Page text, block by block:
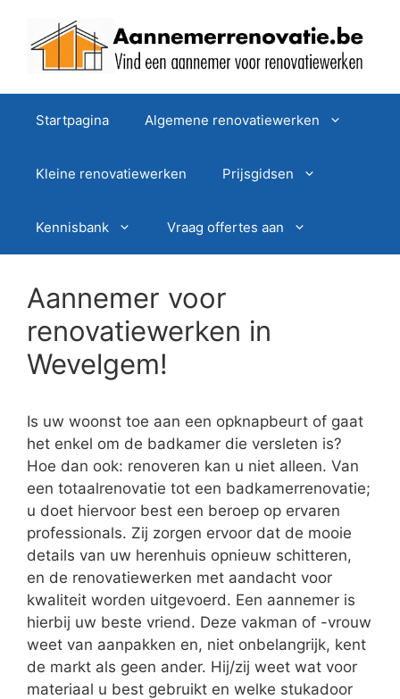
Startpagina Algemene renovatiewerken
Kleine renovatiewerken Prijsgidsen
Kennisbank Vraag offertes aan
Aannemer voor
renovatiewerken in
Wevelgem!
Is uw woonst toe aan een opknapbeurt of gaat
het enkel om de badkamer die versleten is?
Hoe dan ook: renoveren kan u niet alleen. Van
een totaalrenovatie tot een badkamerrenovatie;
u doet hiervoor best een beroep op ervaren
professionals. Zij zorgen ervoor dat de mooie
details van uw herenhuis opnieuw schitteren,
en de renovatiewerken met aandacht voor
kwaliteit worden uitgevoerd. Een aannemer is
hierbij uw beste vriend. Deze vakman of -vrouw
weet van aanpakken en, niet onbelangrijk, kent
de markt als geen ander. Hij/zij weet wat voor
materiaal u best gebruikt en welke stukadoor